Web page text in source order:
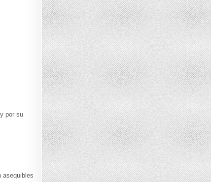
por su
asequibles